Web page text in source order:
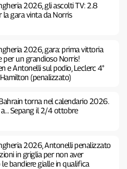
2026, gli ascolti TV: 2.8
la gara vinta da Norris
2026, gara: prima vittoria
per un grandioso Norris!
e Antonelli sul podio, Leclerc 4°
(penalizzato)
torna nel calendario 2026.
a… Sepang il 2/4 ottobre
2026, Antonelli penalizzato
in griglia per non aver
bandiere gialle in qualifica